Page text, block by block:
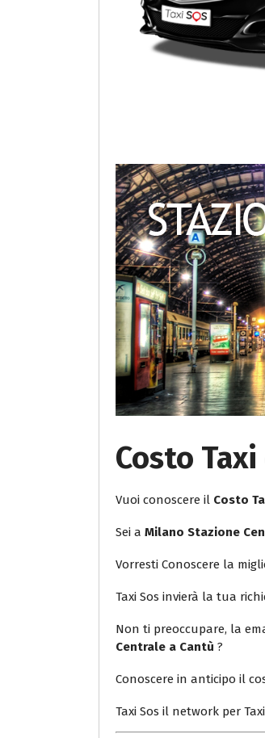
Costo
Vuoi conoscere il Costo
Sei a Milano Stazione
Vorresti Conoscere la
Taxi Sos invierà la tua
Non ti preoccupare, la
Centrale a Cantù ?
Conoscere in anticipo il
Taxi Sos il network per